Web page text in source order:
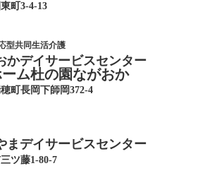
町3-4-13
型共同生活介護
かデイサービスセンター
ム杜の園ながおか
町長岡下師岡372-4
まデイサービスセンター
ツ藤1-80-7